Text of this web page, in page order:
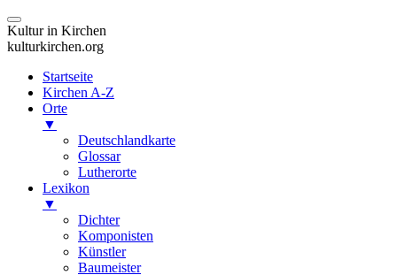
Kultur in Kirchen
kulturkirchen.org
Startseite
Kirchen A-Z
Orte
▼
Deutschlandkarte
Glossar
Lutherorte
Lexikon
▼
Dichter
Komponisten
Künstler
Baumeister